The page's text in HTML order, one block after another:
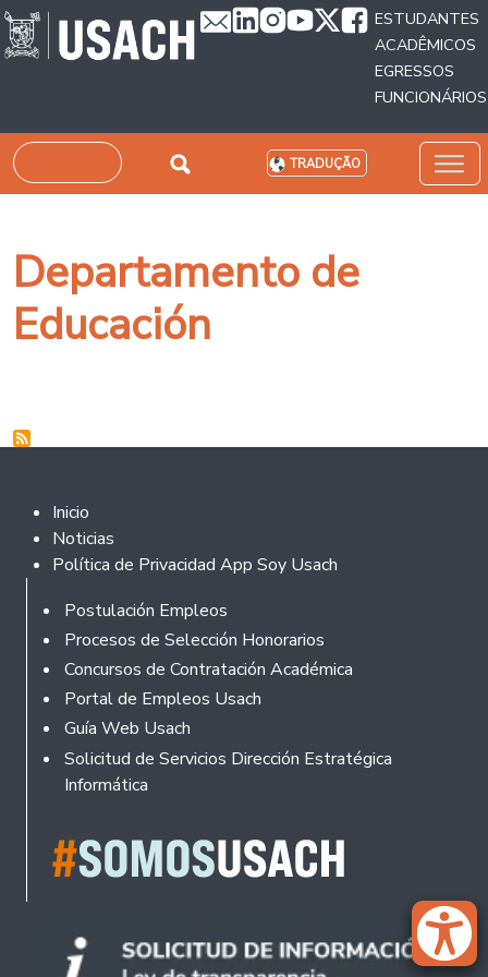
Passar para o conteúdo principal
ESTUDANTES
ACADÊMICOS
EGRESSOS
FUNCIONÁRIOS
Pesquisar TRADUÇÃO
Departamento de
Educación
Footer 2
Inicio
Noticias
Política de Privacidad App Soy Usach
Rodapé
Postulación Empleos
Procesos de Selección Honorarios
Concursos de Contratación Académica
Portal de Empleos Usach
Guía Web Usach
Solicitud de Servicios Dirección Estratégica
Informática